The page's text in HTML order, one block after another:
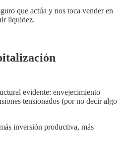
que actúa y nos toca vender en
liquidez.
evidente: envejecimiento
tensionados (por no decir algo
inversión productiva, más